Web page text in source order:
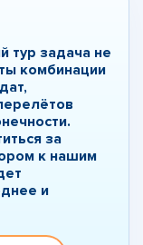
тур задача не
комбинации
за
к нашим
и